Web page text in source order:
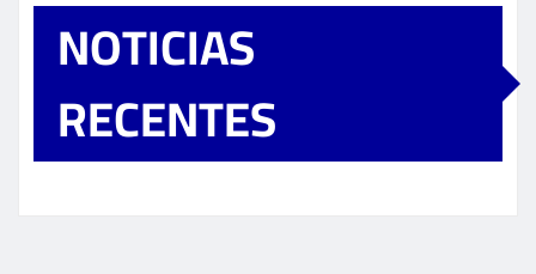
NOTICIAS
RECENTES